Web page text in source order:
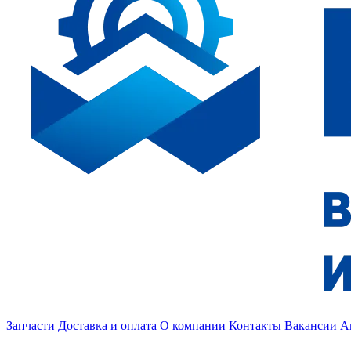
Запчасти Доставка и оплата О компании Контакты Вакансии